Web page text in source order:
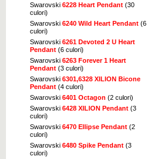
Swarovski 6228 Heart Pendant (30
culori)
Swarovski 6240 Wild Heart Pendant (6
culori)
Swarovski 6261 Devoted 2 U Heart
Pendant (6 culori)
Swarovski 6263 Forever 1 Heart
Pendant (3 culori)
Swarovski 6301,6328 XILION Bicone
Pendant (4 culori)
Swarovski 6401 Octagon (2 culori)
Swarovski 6428 XILION Pendant (3
culori)
Swarovski 6470 Ellipse Pendant (2
culori)
Swarovski 6480 Spike Pendant (3
culori)